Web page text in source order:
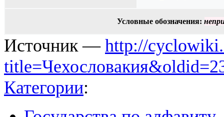
Условные обозначения:
Источник — http://
Категории: